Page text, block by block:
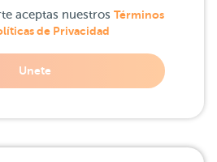
aceptas nuestros Términos
de Privacidad
Unete